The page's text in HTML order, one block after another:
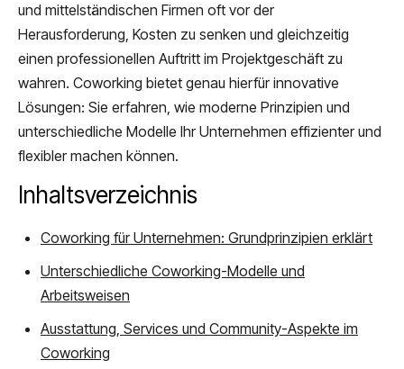
und mittelständischen Firmen oft vor der
Herausforderung, Kosten zu senken und gleichzeitig
einen professionellen Auftritt im Projektgeschäft zu
wahren. Coworking bietet genau hierfür innovative
Lösungen: Sie erfahren, wie moderne Prinzipien und
unterschiedliche Modelle Ihr Unternehmen effizienter und
flexibler machen können.
Inhaltsverzeichnis
Coworking für Unternehmen: Grundprinzipien erklärt
Unterschiedliche Coworking-Modelle und
Arbeitsweisen
Ausstattung, Services und Community-Aspekte im
Coworking